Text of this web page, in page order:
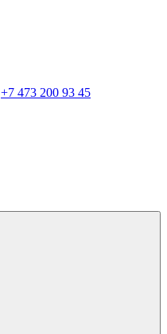
+7 473 200 93 45